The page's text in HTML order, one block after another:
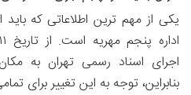
یکی از مهم ترین اطلاعاتی که
اجرای اسناد رسمی تهران به
بنابراین، توجه به این تغییر برای